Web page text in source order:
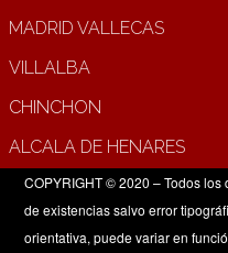
MADRID VALLECAS
VILLALBA
CHINCHON
ALCALA DE HENARES
COPYRIGHT © 2020 – Todos
de existencias salvo error
orientativa, puede variar en